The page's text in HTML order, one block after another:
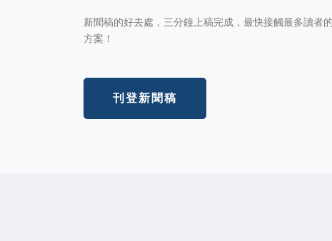
新聞稿的好去處，三分鐘上稿完成，最快接觸最多讀者的
方案！
刊登新聞稿